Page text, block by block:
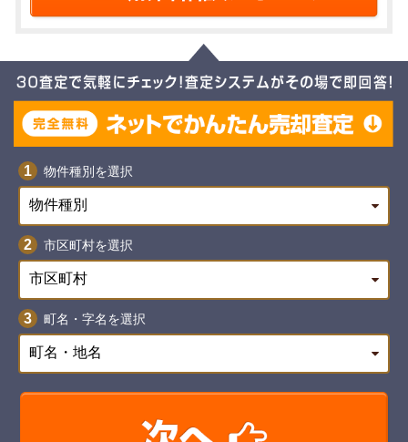
物件種別を選択
市区町村を選択
町名・字名を選択